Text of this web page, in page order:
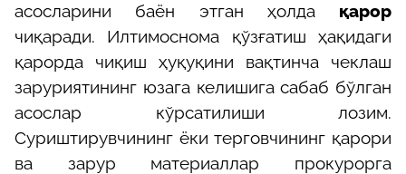
асосларини баён этган ҳолда қарор
чиқаради. Илтимоснома қўзғатиш ҳақидаги
қарорда чиқиш ҳуқуқини вақтинча чеклаш
заруриятининг юзага келишига сабаб бўлган
асослар кўрсатилиши лозим.
Суриштирувчининг ёки терговчининг қарори
ва зарур материаллар прокурорга